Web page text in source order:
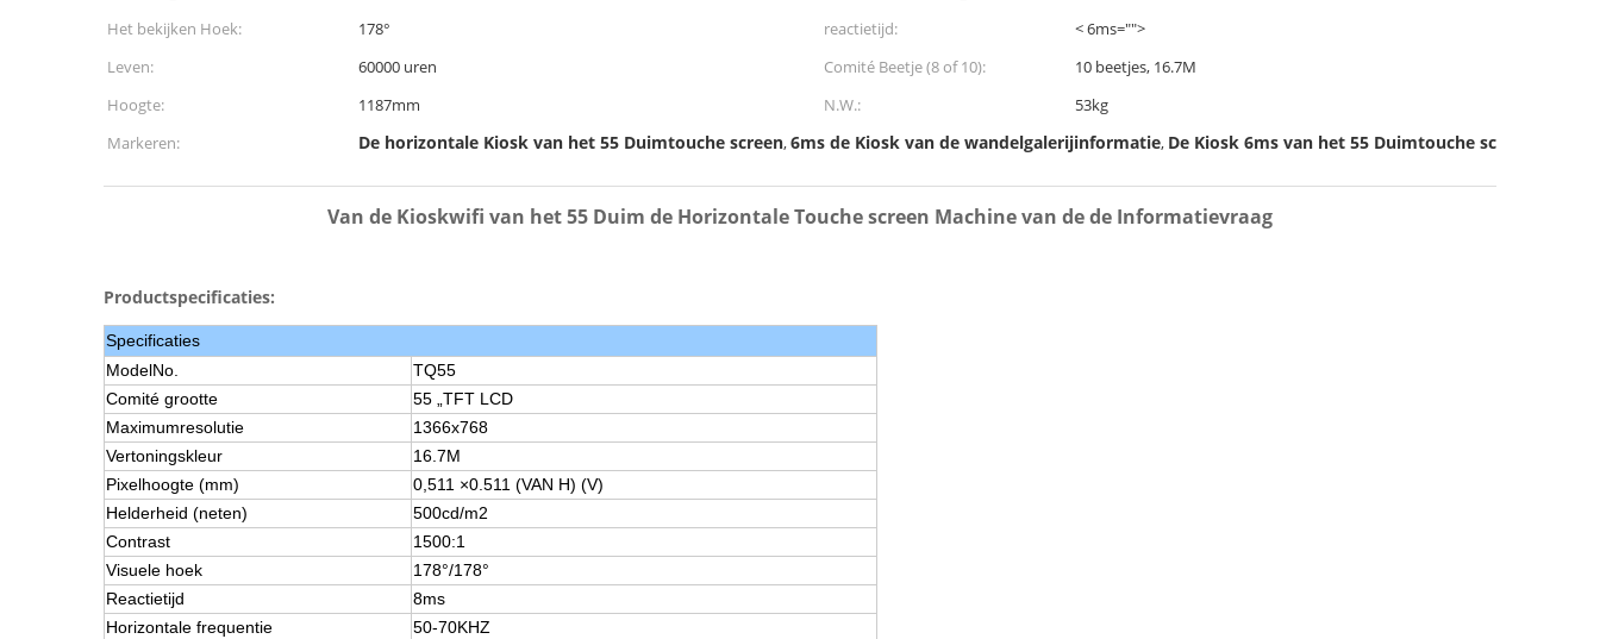
Het bekijken Hoek:
178° reactietijd:
< 6ms="">
Leven:
60000 uren Comité Beetje (8 of 10):
10 beetjes, 16.7M
Hoogte:
1187mm N.W.:
53kg
Markeren:
De horizontale Kiosk van het 55 Duimtouche screen,6ms de Kiosk van de wandelgalerijinformatie, De Kiosk 6ms van het 55 Duimtouche screen
Van de Kioskwifi van het 55 Duim de Horizontale Touche screen Machine van de de Informatievraag
Productspecificaties:
Specificaties
ModelNo.
TQ55
Comité grootte
55 „TFT LCD
Maximumresolutie
1366x768
Vertoningskleur
16.7M
Pixelhoogte (mm)
0,511 ×0.511 (VAN H) (V)
Helderheid (neten)
500cd/m2
Contrast
1500:1
Visuele hoek
178°/178°
Reactietijd
8ms
Horizontale frequentie
50-70KHZ